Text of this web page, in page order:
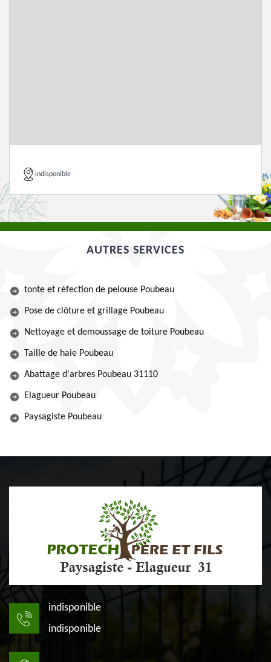
indisponible
AUTRES SERVICES
tonte et réfection de pelouse Poubeau
Pose de clôture et grillage Poubeau
Nettoyage et demoussage de toiture Poubeau
Taille de haie Poubeau
Abattage d'arbres Poubeau 31110
Elagueur Poubeau
Paysagiste Poubeau
indisponible
indisponible